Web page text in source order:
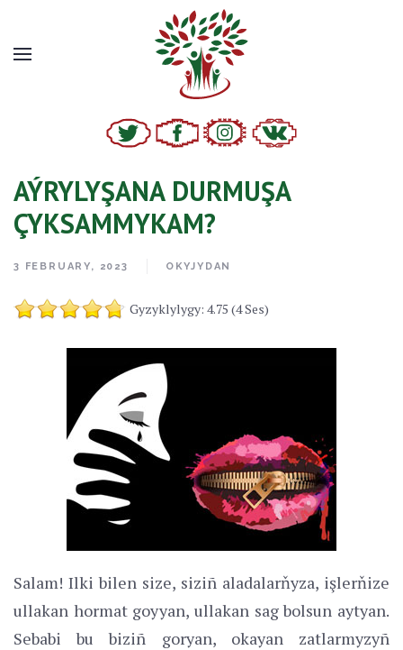
AÝRYLYŞANA DURMUŞA
ÇYKSAMMYKAM?
3 FEBRUARY, 2023 OKYJYDAN
Gyzyklylygy: 4.75 (4 Ses)
Salam! Ilki bilen size, siziñ aladalarňyza, işlerňize
ullakan hormat goyyan, ullakan sag bolsun aytyan.
Sebabi bu biziñ goryan, okayan zatlarmyzyñ